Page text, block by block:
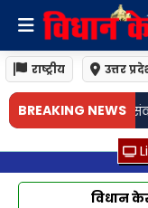
राष्ट्रीय उत्तर
BREAKING NEWS
आऊंगा• लखनऊ: नवजात
विधान